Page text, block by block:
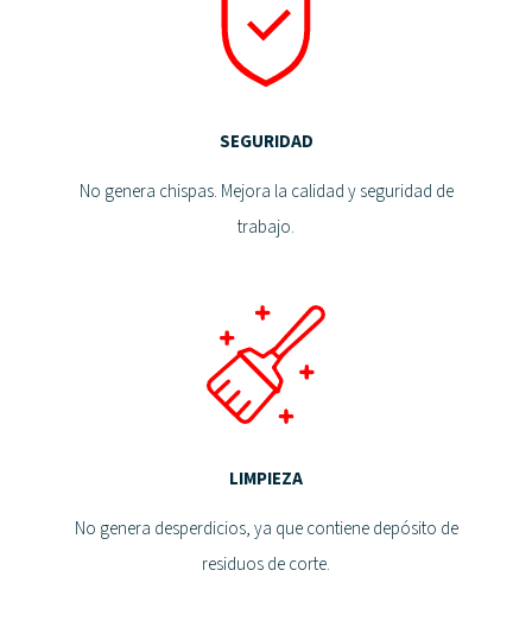
SEGURIDAD
No genera chispas. Mejora la calidad y seguridad de
trabajo.
LIMPIEZA
No genera desperdicios, ya que contiene depósito de
residuos de corte.